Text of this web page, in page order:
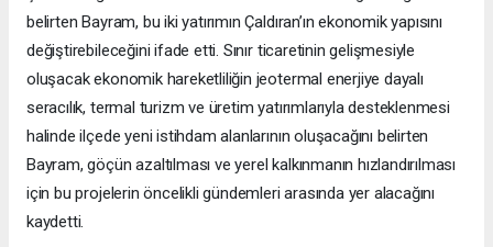
belirten Bayram, bu iki yatırımın Çaldıran’ın ekonomik yapısını
değiştirebileceğini ifade etti. Sınır ticaretinin gelişmesiyle
oluşacak ekonomik hareketliliğin jeotermal enerjiye dayalı
seracılık, termal turizm ve üretim yatırımlarıyla desteklenmesi
halinde ilçede yeni istihdam alanlarının oluşacağını belirten
Bayram, göçün azaltılması ve yerel kalkınmanın hızlandırılması
için bu projelerin öncelikli gündemleri arasında yer alacağını
kaydetti.